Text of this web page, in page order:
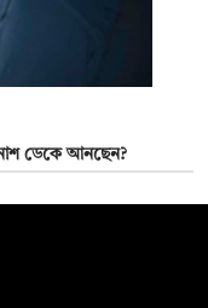
ডেকে আনছেন?